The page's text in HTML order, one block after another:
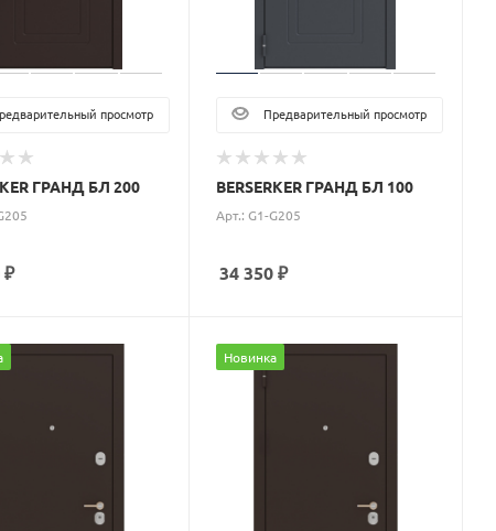
просмотр
ГРАНД БЛ 200
₽
Предварительный просмотр
BERSERKER ГРАНД БЛ 100
Арт.: G1-G205
34 350₽
Новинка